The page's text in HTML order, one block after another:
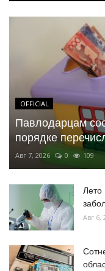
OFFICIAL
Павлодарцам
порядке
Авг 7, 2026 0 109
Лето
Авг 6,